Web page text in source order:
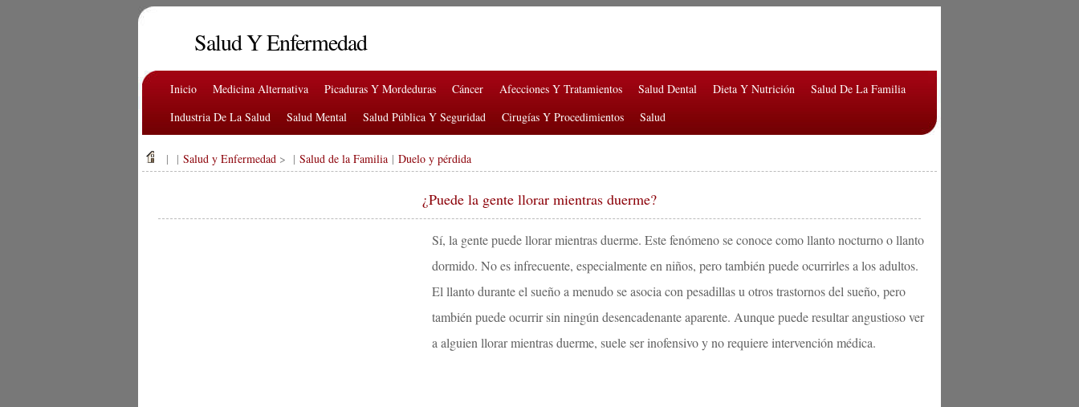
Salud Y Enfermedad
Inicio Medicina Alternativa Picaduras Y Mordeduras Cáncer Afecciones Y Tratamientos Salud Dental Dieta Y Nutrición
Salud De La Familia
Industria De La Salud
Salud Mental Salud Pública Y Seguridad Cirugías Y Procedimientos Salud
| | Salud y Enfermedad > | Salud de la Familia | Duelo y pérdida
¿Puede la gente llorar mientras duerme?
Sí, la gente puede llorar mientras duerme. Este fenómeno se conoce como llanto nocturno o llanto
dormido. No es infrecuente, especialmente en niños, pero también puede ocurrirles a los adultos.
El llanto durante el sueño a menudo se asocia con pesadillas u otros trastornos del sueño, pero
también puede ocurrir sin ningún desencadenante aparente. Aunque puede resultar angustioso ver
a alguien llorar mientras duerme, suele ser inofensivo y no requiere intervención médica.